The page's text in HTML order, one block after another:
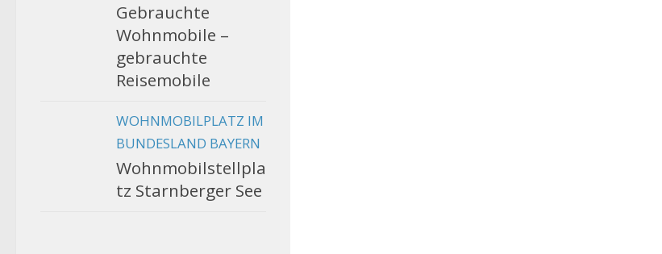
Gebrauchte
Wohnmobile –
gebrauchte
Reisemobile
WOHNMOBILPLATZ IM
BUNDESLAND BAYERN
Wohnmobilstellpla
tz Starnberger See